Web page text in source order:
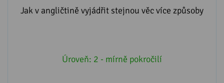
Jak v angličtině vyjádřit stejnou věc více způsoby
Úroveň: 2 - mírně pokročilí